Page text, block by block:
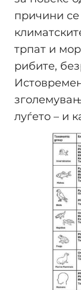
причини
трпат и
рибите,
луѓето – и